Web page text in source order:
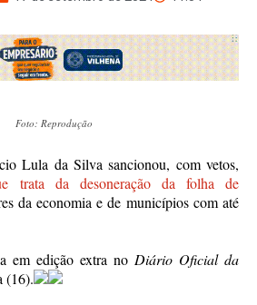
Foto: Reprodução
Lula da Silva sancionou, com vetos,
trata da desoneração da folha de
da economia e de municípios com até
em edição extra no Diário Oficial da
(16).